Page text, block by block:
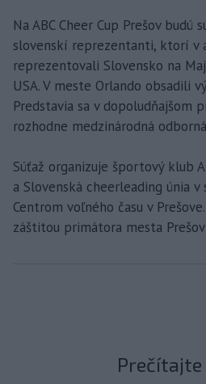
Na ABC Cheer Cup Prešov budú
slovenskí reprezentanti, ktorí v
reprezentovali Slovensko na
USA. V meste Orlando obsadili
Predstavia sa v dopoludňajšom
rozhodne medzinárodná
Súťaž organizuje športový klub
a Slovenská cheerleading únia v
Centrom voľného času v
záštitou primátora mesta
Prečítajte